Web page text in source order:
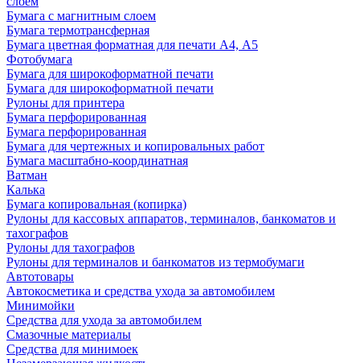
Бумага с магнитным слоем
Бумага термотрансферная
Бумага цветная форматная для печати А4, А5
Фотобумага
Бумага для широкоформатной печати
Бумага для широкоформатной печати
Рулоны для принтера
Бумага перфорированная
Бумага перфорированная
Бумага для чертежных и копировальных работ
Бумага масштабно-координатная
Ватман
Калька
Бумага копировальная (копирка)
Рулоны для кассовых аппаратов, терминалов, банкоматов и
тахографов
Рулоны для тахографов
Рулоны для терминалов и банкоматов из термобумаги
Автотовары
Автокосметика и средства ухода за автомобилем
Минимойки
Средства для ухода за автомобилем
Смазочные материалы
Средства для минимоек